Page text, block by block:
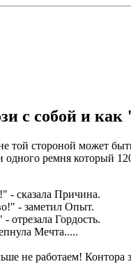
с собой и
той стороной может
одного ремня который
- сказала Причина.
- заметил Опыт.
отрезала Гордость.
Мечта.....
не работаем! Контора